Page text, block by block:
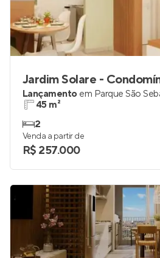
Jardim Solare -
Lançamento em Parque São
45 m²
2
Venda a partir de
R$ 257.000